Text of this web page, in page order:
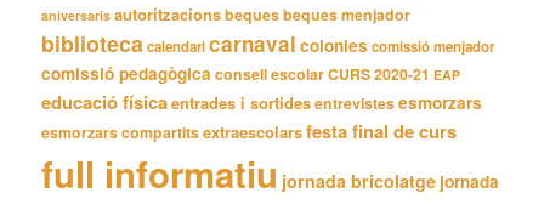
aniversaris autoritzacionsbequesbeques menjador
biblioteca calendaricarnaval colonies comissió menjador
comissió pedagògica consell escolarCURS 2020-21 EAP
educació físicaentrades i sortidesentrevistesesmorzars
esmorzars compartitsextraescolarsfesta final de curs
full informatiu jornada bricolatge jornada